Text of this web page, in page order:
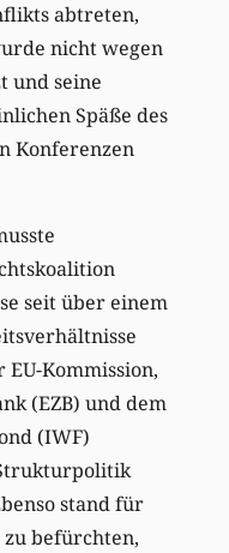
abtreten,
nicht wegen
und seine
Späße des
Konferenzen
seit über einem
Kommission,
(EZB) und dem
(IWF)
stand für
befürchten,